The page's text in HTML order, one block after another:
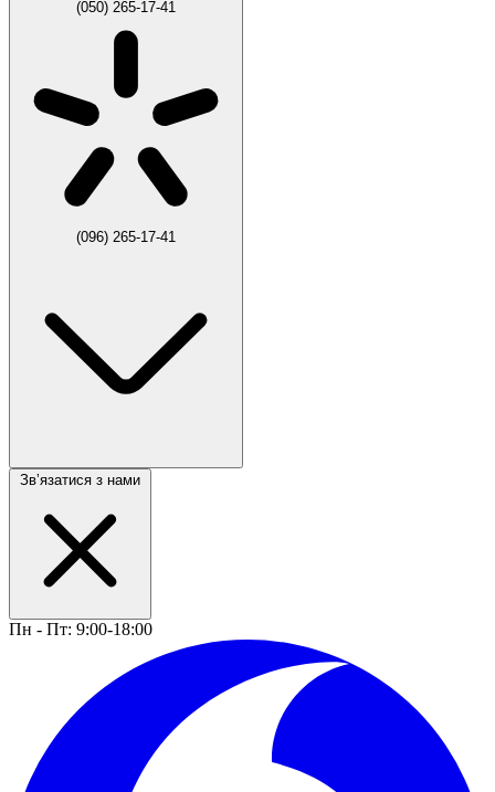
(050) 265-17-41
(096) 265-17-41
Звʼязатися з нами
Пн - Пт: 9:00-18:00